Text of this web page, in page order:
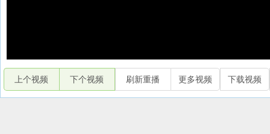
上个视频 下个视频 刷新重播 更多视频 下载视频